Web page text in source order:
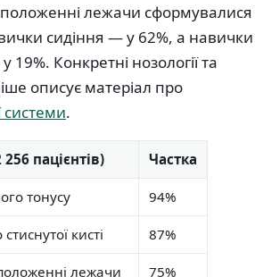
лежачи сформувалися
сидіння — у 62%, а навички
19%. Конкретні нозології та
описує матеріал про
системи.
пацієнтів) Частка
тонусу 94%
кисті 87%
лежачи 75%